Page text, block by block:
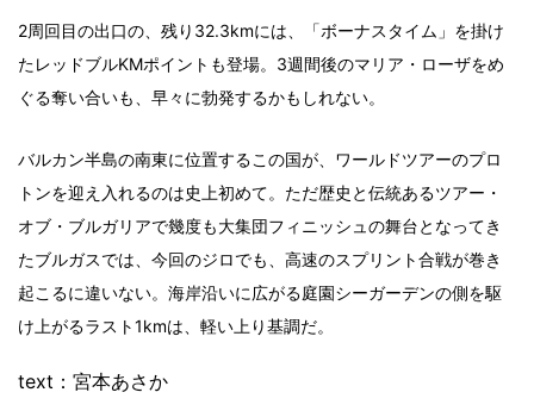
2周回目の出口の、残り32.3kmには、「ボーナスタイム」を掛け
たレッドブルKMポイントも登場。3週間後のマリア・ローザをめ
ぐる奪い合いも、早々に勃発するかもしれない。
バルカン半島の南東に位置するこの国が、ワールドツアーのプロ
トンを迎え入れるのは史上初めて。ただ歴史と伝統あるツアー・
オブ・ブルガリアで幾度も大集団フィニッシュの舞台となってき
たブルガスでは、今回のジロでも、高速のスプリント合戦が巻き
起こるに違いない。海岸沿いに広がる庭園シーガーデンの側を駆
け上がるラスト1kmは、軽い上り基調だ。
text：宮本あさか